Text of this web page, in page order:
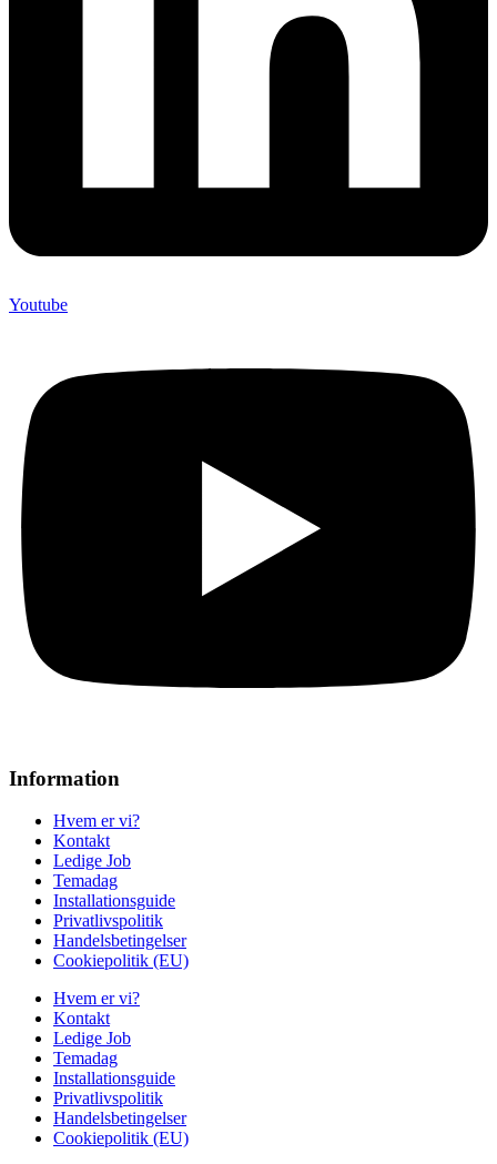
Youtube
Information
Hvem er vi?
Kontakt
Ledige Job
Temadag
Installationsguide
Privatlivspolitik
Handelsbetingelser
Cookiepolitik (EU)
Hvem er vi?
Kontakt
Ledige Job
Temadag
Installationsguide
Privatlivspolitik
Handelsbetingelser
Cookiepolitik (EU)